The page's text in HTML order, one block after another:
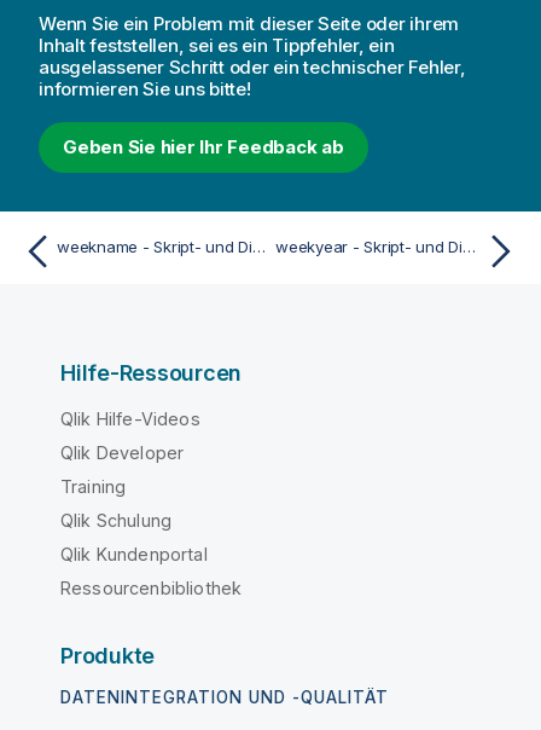
Wenn Sie ein Problem mit dieser Seite oder ihrem
Inhalt feststellen, sei es ein Tippfehler, ein
ausgelassener Schritt oder ein technischer Fehler,
informieren Sie uns bitte!
Geben Sie hier Ihr Feedback ab
weekname - Skript- und Diagrammfunktion weekyear - Skript- und Diagrammfunktion
Hilfe-Ressourcen
Qlik Hilfe-Videos
Qlik Developer
Training
Qlik Schulung
Qlik Kundenportal
Ressourcenbibliothek
Produkte
DATENINTEGRATION UND -QUALITÄT